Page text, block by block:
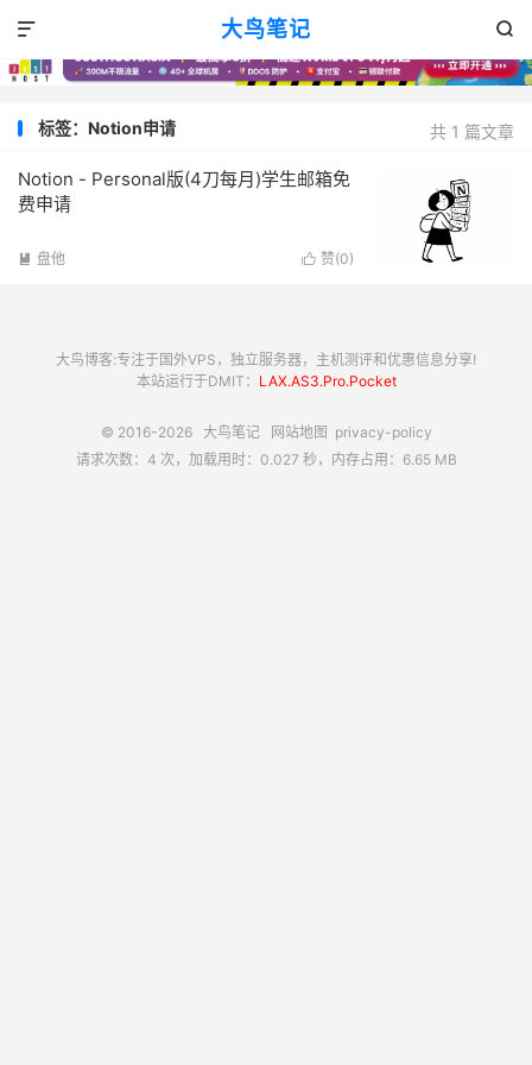
大鸟笔记 

共 1 篇文章
标签：Notion申请
Notion - Personal版(4刀每月)学生邮箱免
费申请
 赞(0)
 盘他
大鸟博客:专注于国外VPS，独立服务器，主机测评和优惠信息分享!
本站运行于DMIT： LAX.AS3.Pro.Pocket
© 2016-2026 大鸟笔记 网站地图 privacy-policy
请求次数：4 次，加载用时：0.027 秒，内存占用：6.65 MB